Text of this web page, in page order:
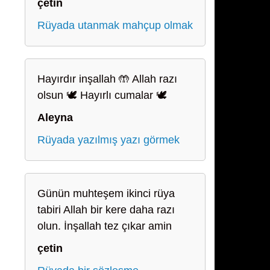
çetin
Rüyada utanmak mahçup olmak
Hayırdır inşallah 🤲 Allah razı
olsun 🕊️ Hayırlı cumalar 🕊️
Aleyna
Rüyada yazılmış yazı görmek
Günün muhteşem ikinci rüya
tabiri Allah bir kere daha razı
olun. İnşallah tez çıkar amin
çetin